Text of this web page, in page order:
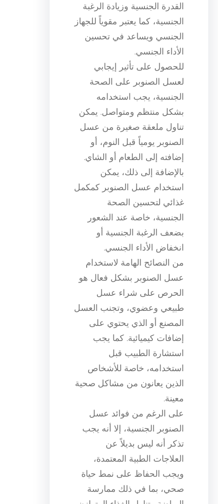
القدرة الجنسية وزيادة الرغبة
الجنسية، كما يعتبر مقوياً للجهاز
الجنسي ويساعد في تحسين
الأداء الجنسي.
للحصول على تأثير إيجابي
لعسل الصنوبر على الصحة
الجنسية، يجب استخدامه
بشكل منتظم ومتواصل. يمكن
تناول ملعقة صغيرة من عسل
الصنوبر يومياً قبل النوم، أو
إضافته إلى الطعام أو الشاي.
بالإضافة إلى ذلك، يمكن
استخدام عسل الصنوبر كمكمل
غذائي لتحسين الصحة
الجنسية، خاصة عند الشعور
بضعف الرغبة الجنسية أو
انخفاض الأداء الجنسي.
من النصائح الهامة لاستخدام
عسل الصنوبر بشكل فعال هو
الحرص على شراء عسل
طبيعي وعضوي، وتجنب العسل
المصنع أو الذي يحتوي على
إضافات كيميائية. كما يجب
استشارة الطبيب قبل
استخدامه، خاصة للأشخاص
الذين يعانون من مشاكل صحية
معينة.
على الرغم من فوائد عسل
الصنوبر الجنسية، إلا أنه يجب
تذكر أنه ليس بديلاً عن
العلاجات الطبية المعتمدة،
ويجب الحفاظ على نمط حياة
صحي، بما في ذلك ممارسة